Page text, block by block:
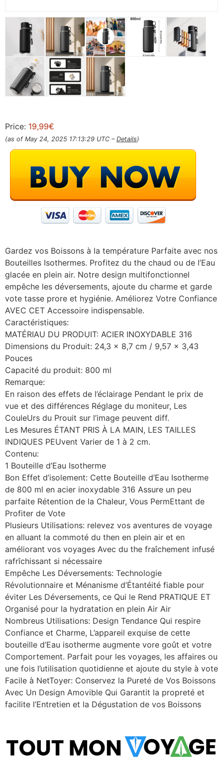
Price: 19,99€
(as of May 24, 2025 17:13:29 UTC – Details)
Gardez vos Boissons à la température Parfaite avec nos
Bouteilles Isothermes. Profitez du the chaud ou de l’Eau
glacée en plein air. Notre design multifonctionnel
empêche les déversements, ajoute du charme et garde
vote tasse prore et hygiénie. Améliorez Votre Confiance
AVEC CET Accessoire indispensable.
Caractéristiques:
MATÉRIAU DU PRODUIT: ACIER INOXYDABLE 316
Dimensions du Produit: 24,3 x 8,7 cm / 9,57 x 3,43
Pouces
Capacité du produit: 800 ml
Remarque:
En raison des effets de l’éclairage Pendant le prix de
vue et des différences Réglage du moniteur, Les
CouleUrs du Prouit sur l’image peuvent diff.
Les Mesures ÉTANT PRIS À LA MAIN, LES TAILLES
INDIQUES PEUvent Varier de 1 à 2 cm.
Contenu:
1 Bouteille d’Eau Isotherme
Bon Effet d’isolement: Cette Bouteille d’Eau Isotherme
de 800 ml en acier inoxydable 316 Assure un peu
parfaite Rétention de la Chaleur, Vous PermEttant de
Profiter de Vote
Plusieurs Utilisations: relevez vos aventures de voyage
en alluant la commoté ​​du then en plein air et en
améliorant vos voyages Avec du the fraîchement infusé
rafrîchissant si nécessaire
Empêche Les Déversements: Technologie
Révolutionnaire et Ménanisme d’Étantéité fiable pour
éviter Les Déversements, ce Qui le Rend PRATIQUE ET
Organisé pour la hydratation en plein Air Air
Nombreus Utilisations: Design Tendance Qui respire
Confiance et Charme, L’appareil exquise de cette
bouteille d’Eau isotherme augmente vore goût et votre
Comportement. Parfait pour les voyages, les affaires ou
une fois l’utilisation quotidienne et ajoute du style à vote
Facile à NetToyer: Conservez la Pureté de Vos Boissons
Avec Un Design Amovible Qui Garantit la propreté et
facilite l’Entretien et la Dégustation de vos Boissons